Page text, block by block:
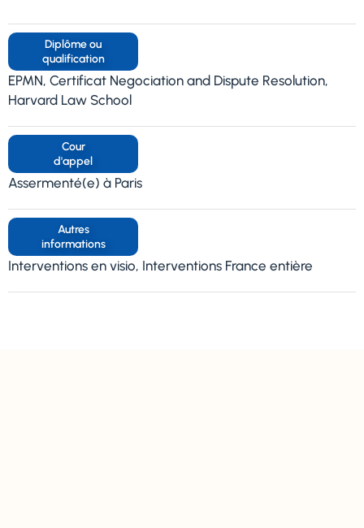
Diplôme ou
qualification
EPMN, Certificat Negociation and Dispute Resolution,
Harvard Law School
Cour
d'appel
Assermenté(e) à Paris
Autres
informations
Interventions en visio, Interventions France entière